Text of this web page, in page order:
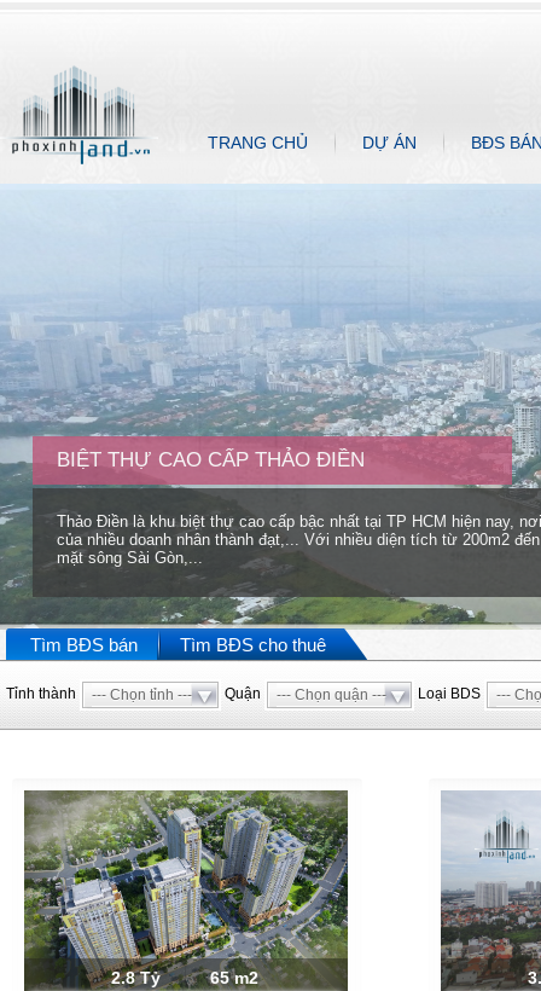
TRANG CHỦ DỰ ÁN BĐS
BIỆT THỰ CAO CẤP THẢO ĐIỀN
Thảo Điền là khu biệt thự cao cấp bậc nhất tại TP HCM hiện nay,
của nhiều doanh nhân thành đạt,... Với nhiều diện tích từ 200m2
mặt sông Sài Gòn,...
Tìm BĐS bán Tìm BĐS cho thuê
Tỉnh thành --- Chọn tỉnh --- Quận --- Chọn quận --- Loại BDS ---
2.8 Tỷ
65 m2